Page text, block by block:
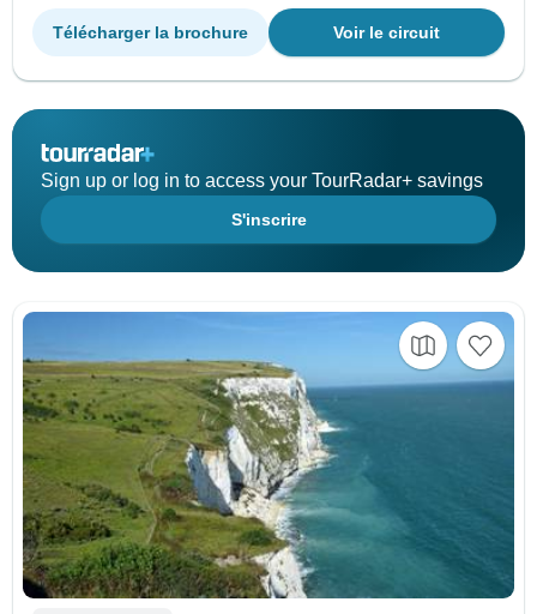
Voir le circuit
Télécharger la brochure
Sign up or log in to access your TourRadar+ savings
S'inscrire